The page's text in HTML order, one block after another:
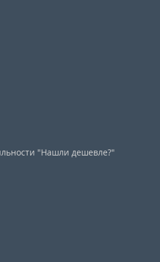
"Нашли дешевле?"